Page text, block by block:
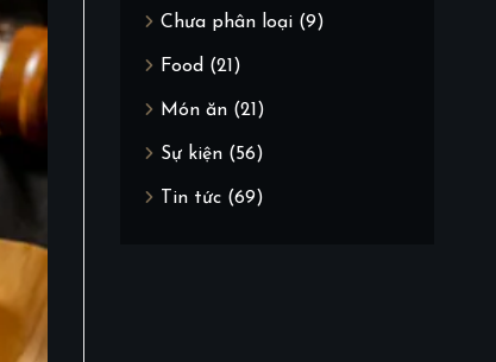
Chưa phân loại (9)
Food (21)
Món ăn (21)
Sự kiện (56)
Tin tức (69)